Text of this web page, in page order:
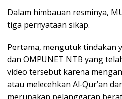
Dalam himbauan resminya,
tiga pernyataan sikap.
Pertama, mengutuk tindakan
dan OMPUNET NTB yang
video tersebut karena
atau melecehkan Al-Qur’an
merupakan pelanggaran